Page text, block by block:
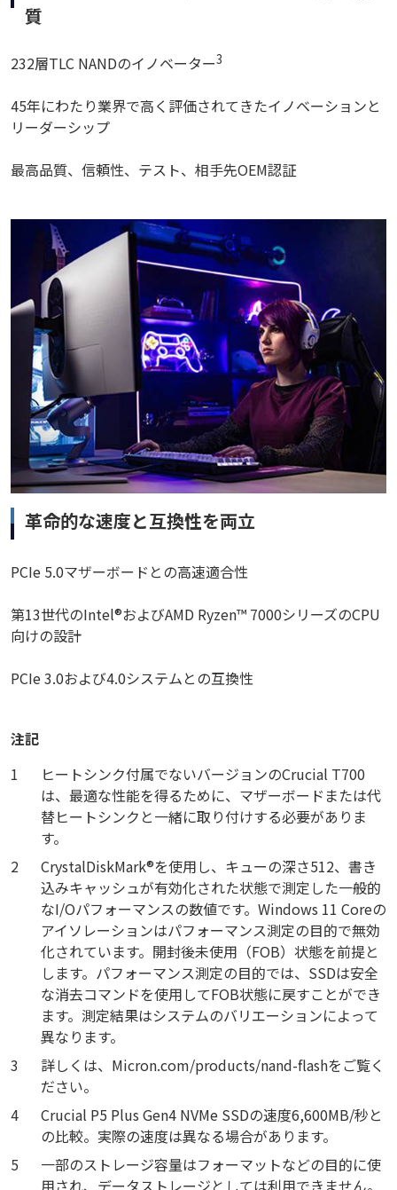
質
232層TLC NANDのイノベーター3
45年にわたり業界で高く評価されてきたイノベーションと
リーダーシップ
最高品質、信頼性、テスト、相手先OEM認証
革命的な速度と互換性を両立
PCIe 5.0マザーボードとの高速適合性
第13世代のIntel®およびAMD Ryzen™ 7000シリーズのCPU
向けの設計
PCIe 3.0および4.0システムとの互換性
注記
1
ヒートシンク付属でないバージョンのCrucial T700
は、最適な性能を得るために、マザーボードまたは代
替ヒートシンクと一緒に取り付けする必要がありま
す。
2
CrystalDiskMark®を使用し、キューの深さ512、書き
込みキャッシュが有効化された状態で測定した一般的
なI/Oパフォーマンスの数値です。Windows 11 Coreの
アイソレーションはパフォーマンス測定の目的で無効
化されています。開封後未使用（FOB）状態を前提と
します。パフォーマンス測定の目的では、SSDは安全
な消去コマンドを使用してFOB状態に戻すことができ
ます。測定結果はシステムのバリエーションによって
異なります。
3
詳しくは、Micron.com/products/nand-flashをご覧く
ださい。
4
Crucial P5 Plus Gen4 NVMe SSDの速度6,600MB/秒と
の比較。実際の速度は異なる場合があります。
5
一部のストレージ容量はフォーマットなどの目的に使
用され、データストレージとしては利用できません。